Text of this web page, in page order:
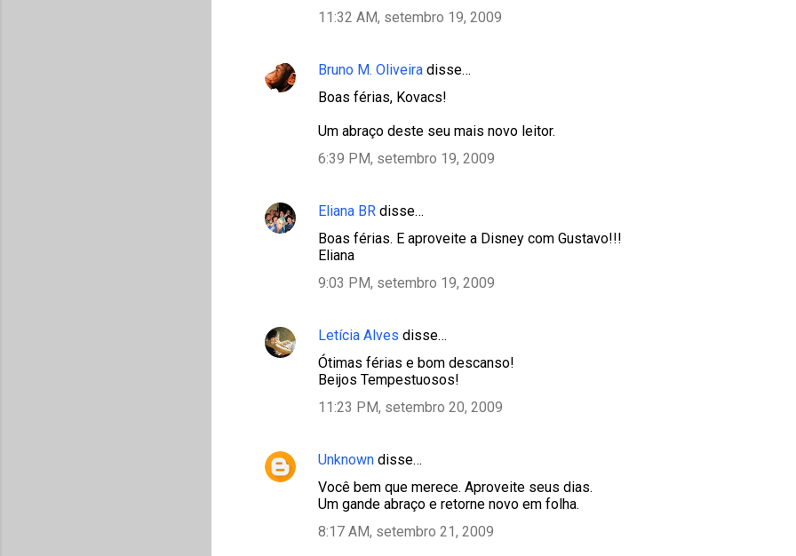
11:32 AM, setembro 19, 2009
Bruno M. Oliveira disse…
Boas férias, Kovacs!
Um abraço deste seu mais novo leitor.
6:39 PM, setembro 19, 2009
Eliana BR disse…
Boas férias. E aproveite a Disney com Gustavo!!!
Eliana
9:03 PM, setembro 19, 2009
Letícia Alves disse…
Ótimas férias e bom descanso!
Beijos Tempestuosos!
11:23 PM, setembro 20, 2009
Unknown disse…
Você bem que merece. Aproveite seus dias.
Um gande abraço e retorne novo em folha.
8:17 AM, setembro 21, 2009